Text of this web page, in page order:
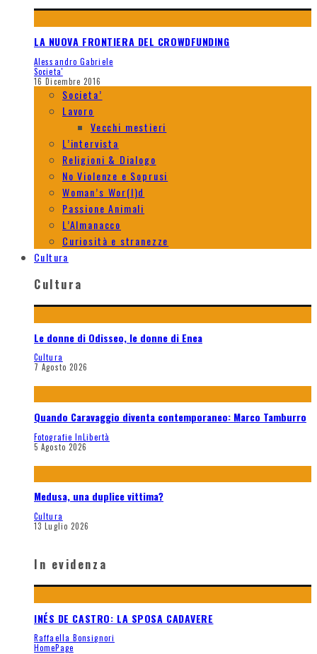
LA NUOVA FRONTIERA DEL CROWDFUNDING
Alessandro Gabriele
Societa'
16 Dicembre 2016
Societa’
Lavoro
Vecchi mestieri
L’intervista
Religioni & Dialogo
No Violenze e Soprusi
Woman’s Wor(l)d
Passione Animali
L’Almanacco
Curiosità e stranezze
Cultura
Cultura
Le donne di Odisseo, le donne di Enea
Cultura
7 Agosto 2026
Quando Caravaggio diventa contemporaneo: Marco Tamburro
Fotografie InLibertà
5 Agosto 2026
Medusa, una duplice vittima?
Cultura
13 Luglio 2026
In evidenza
INÉS DE CASTRO: LA SPOSA CADAVERE
Raffaella Bonsignori
HomePage